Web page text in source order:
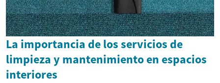
La importancia de los servicios de
limpieza y mantenimiento en espacios
interiores